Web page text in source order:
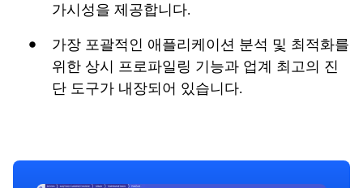
가시성을 제공합니다.
가장 포괄적인 애플리케이션 분석 및 최적화를
위한 상시 프로파일링 기능과 업계 최고의 진
단 도구가 내장되어 있습니다.